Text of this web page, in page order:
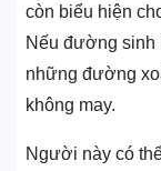
còn biểu hiện
Nếu đường sinh
những đường
không may.
Người này có